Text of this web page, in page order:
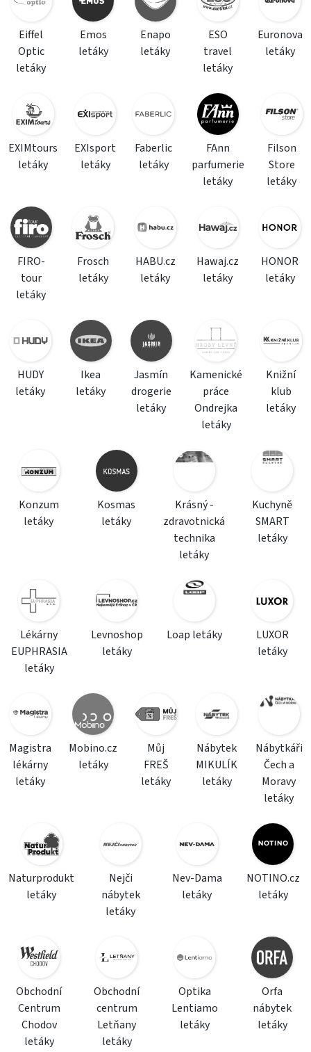
Eiffel
Optic
letáky
Emos
letáky
Enapo
letáky
ESO
travel
letáky
Euronova
letáky
EXIMtours
letáky
EXIsport
letáky
Faberlic
letáky
FAnn
parfumerie
letáky
Filson
Store
letáky
FIRO-
tour
letáky
Frosch
letáky
HABU.cz
letáky
Hawaj.cz
letáky
HONOR
letáky
HUDY
letáky
Ikea
letáky
Jasmín
drogerie
letáky
Kamenické
práce
Ondrejka
letáky
Knižní
klub
letáky
Konzum
letáky
Kosmas
letáky
Krásný -
zdravotnická
technika
letáky
Kuchyně
SMART
letáky
Lékárny
EUPHRASIA
letáky
Levnoshop
letáky
Loap letáky
LUXOR
letáky
Magistra
lékárny
letáky
Mobino.cz
letáky
Můj
FREŠ
letáky
Nábytek
MIKULÍK
letáky
Nábytkáři
Čech a
Moravy
letáky
Naturprodukt
letáky
Nejči
nábytek
letáky
Nev-Dama
letáky
NOTINO.cz
letáky
Obchodní
Centrum
Chodov
letáky
Obchodní
centrum
Letňany
letáky
Optika
Lentiamo
letáky
Orfa
nábytek
letáky